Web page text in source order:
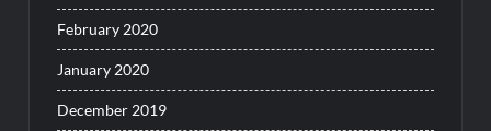
February 2020
January 2020
December 2019